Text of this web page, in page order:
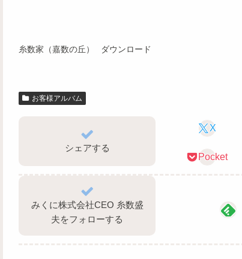
糸数家（嘉数の丘） ダウンロード
お客様アルバム
シェアする
X
Pocket
みくに株式会社CEO 糸数盛
夫をフォローする